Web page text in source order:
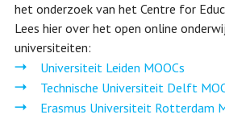
het onderzoek van het Centre for
Lees hier over het open online
universiteiten:
Universiteit Leiden MOOCs
Technische Universiteit Delft
Erasmus Universiteit Rotterdam